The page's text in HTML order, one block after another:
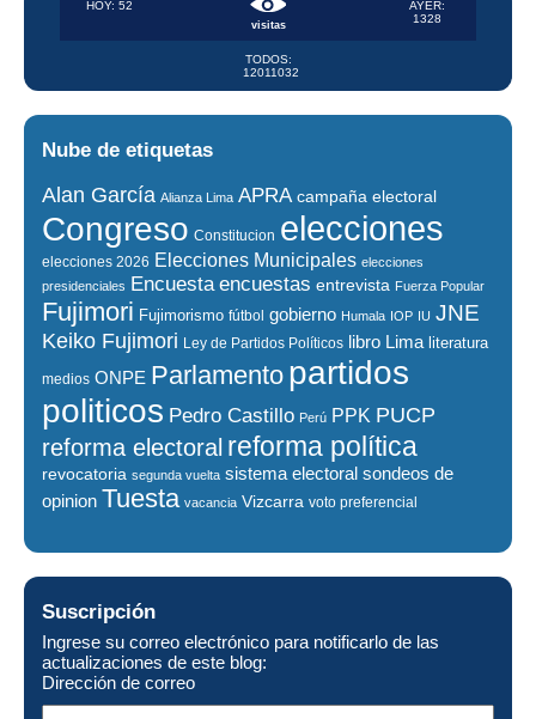
visitas
HOY: 52
AYER:
1328
TODOS:
12011032
Nube de etiquetas
Alan García Alianza Lima APRA campaña electoral
Congreso Constitucion elecciones
elecciones 2026 Elecciones Municipales elecciones
presidenciales
Encuesta encuestas entrevista Fuerza Popular
Fujimori Fujimorismo fútbol gobierno Humala IOP IU JNE
Keiko Fujimori Ley de Partidos Políticos libro Lima literatura
medios ONPE Parlamento partidos
politicos Pedro Castillo Perú PPK PUCP
reforma electoral reforma política
revocatoria segunda vuelta sistema electoral sondeos de
opinion Tuesta vacancia Vizcarra voto preferencial
Suscripción
Ingrese su correo electrónico para notificarlo de las
actualizaciones de este blog:
Dirección de correo